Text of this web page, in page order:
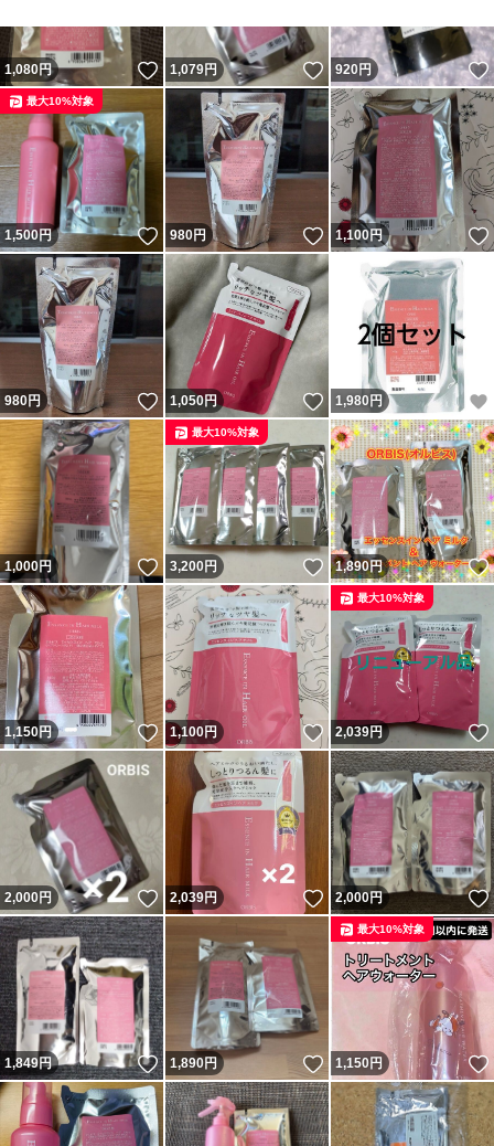
1,080円 いいね！
1,079円 いいね！
920円
1,500円 いいね！
最大10%対象
980円 いいね！
1,100円
980円 いいね！
1,050円 いいね！
1,980円
1,000円 いいね！
3,200円 いいね！
最大10%対象
1,890円
1,150円 いいね！
1,100円 いいね！
2,039円
最大10%対象
2,000円 いいね！
2,039円 いいね！
2,000円
1,849円 いいね！
1,890円 いいね！
1,150円
最大10%対象